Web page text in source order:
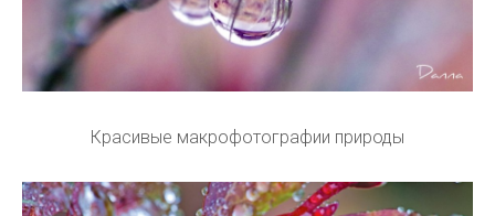
Красивые макрофотографии природы